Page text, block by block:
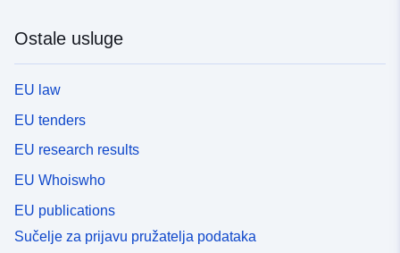
Ostale usluge
EU law
EU tenders
EU research results
EU Whoiswho
EU publications
Sučelje za prijavu pružatelja podataka